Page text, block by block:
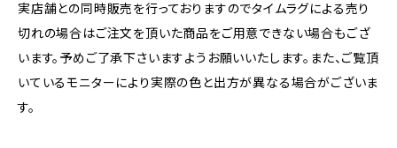
実店舗との同時販売を行っておりますのでタイムラグによる売り
切れの場合はご注文を頂いた商品をご用意できない場合もござ
います。予めご了承下さいますようお願いいたします。また、ご覧頂
いているモニターにより実際の色と出方が異なる場合がございま
す。